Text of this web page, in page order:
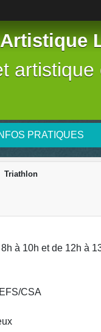
PRATIQUES
Triathlon
à 10h et de 12h à
CSA